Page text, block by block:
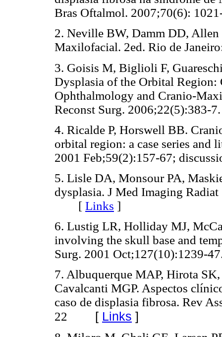
Bras Oftalmol. 2007;70(6):
2. Neville BW, Damm DD,
Maxilofacial. 2ed. Rio de
3. Goisis M, Biglioli F,
Dysplasia of the Orbital
Ophthalmology and Cranio-
Reconst Surg.
4. Ricalde P, Horswell BB.
orbital region: a case series and
2001 Feb;59(2):157-67;
5. Lisle DA, Monsour PA,
dysplasia. J Med Imaging
[ Links ]
6. Lustig LR, Holliday MJ,
involving the skull base and
Surg. 2001
7. Albuquerque MAP, Hirota
Cavalcanti MGP. Aspectos
caso de displasia fibrosa. Rev
22 [ Links ]